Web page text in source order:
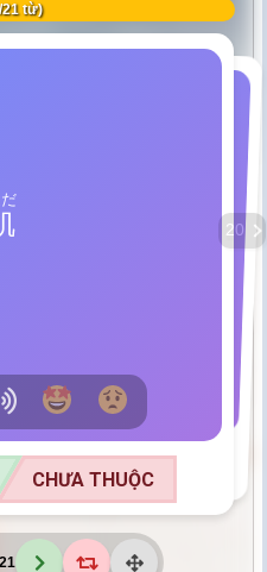
21 từ)
CHƯA THUỘC
れ＜する＞
NHẬP
chăm sóc
CHƯA THUỘC
21
20